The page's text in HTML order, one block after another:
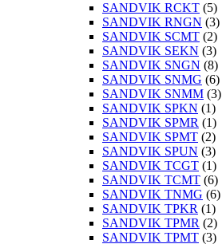
SANDVIK RCKT (5)
SANDVIK RNGN (3)
SANDVIK SCMT (2)
SANDVIK SEKN (3)
SANDVIK SNGN (8)
SANDVIK SNMG (6)
SANDVIK SNMM (3)
SANDVIK SPKN (1)
SANDVIK SPMR (1)
SANDVIK SPMT (2)
SANDVIK SPUN (3)
SANDVIK TCGT (1)
SANDVIK TCMT (6)
SANDVIK TNMG (6)
SANDVIK TPKR (1)
SANDVIK TPMR (2)
SANDVIK TPMT (3)